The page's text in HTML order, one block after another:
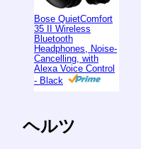
Bose QuietComfort
35 II Wireless
Bluetooth
Headphones, Noise-
Cancelling, with
Alexa Voice Control
- Black
ヘルツ